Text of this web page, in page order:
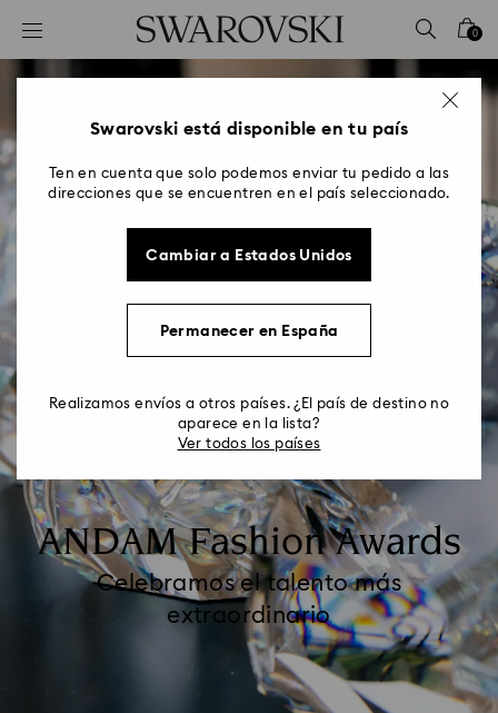
Accesskeys list
0 - Header
2 - Footer
0
ANDAM Fashion Awards
Celebramos el talento más
extraordinario
Swarovski está disponible en tu país
Ten en cuenta que solo podemos enviar tu pedido a las
direcciones que se encuentren en el país seleccionado.
Cambiar a Estados Unidos
Permanecer en España
Realizamos envíos a otros países. ¿El país de destino no
aparece en la lista?
Ver todos los países